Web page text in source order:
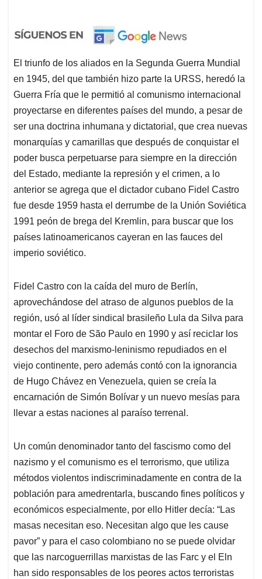
El triunfo de los aliados en la Segunda Guerra Mundial
en 1945, del que también hizo parte la URSS, heredó la
Guerra Fría que le permitió al comunismo internacional
proyectarse en diferentes países del mundo, a pesar de
ser una doctrina inhumana y dictatorial, que crea nuevas
monarquías y camarillas que después de conquistar el
poder busca perpetuarse para siempre en la dirección
del Estado, mediante la represión y el crimen, a lo
anterior se agrega que el dictador cubano Fidel Castro
fue desde 1959 hasta el derrumbe de la Unión Soviética
1991 peón de brega del Kremlin, para buscar que los
países latinoamericanos cayeran en las fauces del
imperio soviético.
Fidel Castro con la caída del muro de Berlín,
aprovechándose del atraso de algunos pueblos de la
región, usó al líder sindical brasileño Lula da Silva para
montar el Foro de São Paulo en 1990 y así reciclar los
desechos del marxismo-leninismo repudiados en el
viejo continente, pero además contó con la ignorancia
de Hugo Chávez en Venezuela, quien se creía la
encarnación de Simón Bolívar y un nuevo mesías para
llevar a estas naciones al paraíso terrenal.
Un común denominador tanto del fascismo como del
nazismo y el comunismo es el terrorismo, que utiliza
métodos violentos indiscriminadamente en contra de la
población para amedrentarla, buscando fines políticos y
económicos especialmente, por ello Hitler decía: “Las
masas necesitan eso. Necesitan algo que les cause
pavor” y para el caso colombiano no se puede olvidar
que las narcoguerrillas marxistas de las Farc y el Eln
han sido responsables de los peores actos terroristas